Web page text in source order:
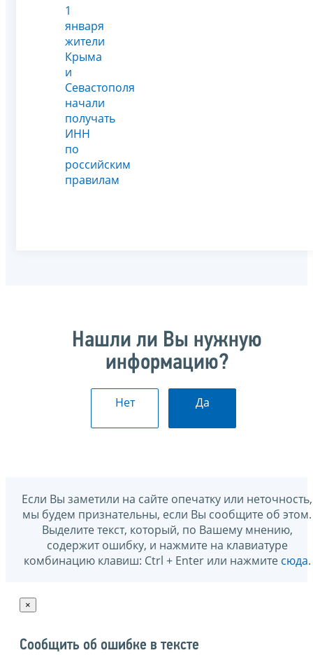
1
января
жители
Крыма
и
Севастополя
начали
получать
ИНН
по
российским
правилам
Нашли ли Вы нужную
информацию?
Нет Да
Если Вы заметили на сайте опечатку или неточность,
мы будем признательны, если Вы сообщите об этом.
Выделите текст, который, по Вашему мнению,
содержит ошибку, и нажмите на клавиатуре
комбинацию клавиш: Ctrl + Enter или нажмите сюда.
×
Сообщить об ошибке в тексте